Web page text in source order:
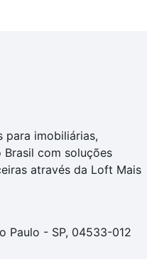
para imobiliárias,
com soluções
através da Loft Mais
Paulo - SP, 04533-012